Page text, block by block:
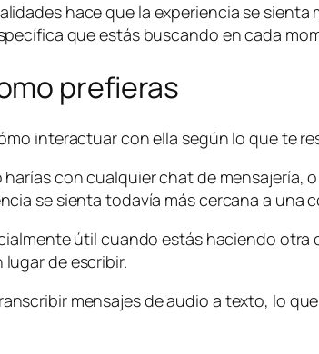
hace que la experiencia se
que estás buscando en cada
prefieras
interactuar con ella según lo que te
harías con cualquier chat de
se sienta todavía más cercana a una
útil cuando estás haciendo
de escribir.
mensajes de audio a texto, lo